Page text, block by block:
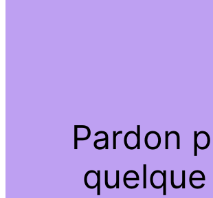
Pardon